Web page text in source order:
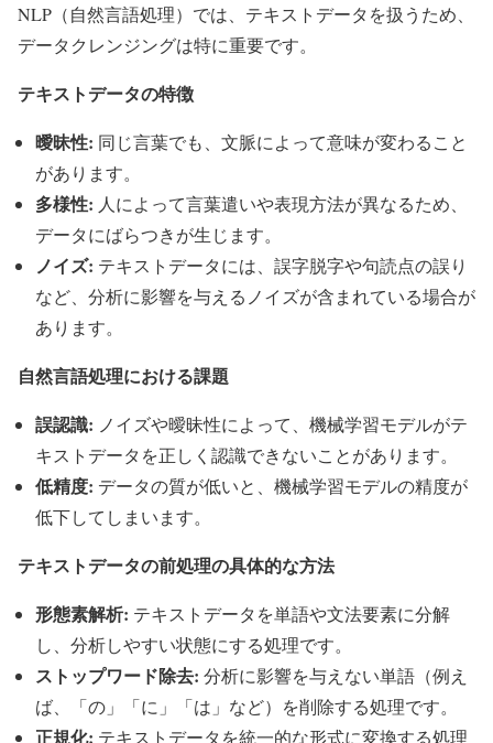
NLP（自然言語処理）では、テキストデータを扱うため、
データクレンジングは特に重要です。
テキストデータの特徴
曖昧性: 同じ言葉でも、文脈によって意味が変わること
があります。
多様性: 人によって言葉遣いや表現方法が異なるため、
データにばらつきが生じます。
ノイズ: テキストデータには、誤字脱字や句読点の誤り
など、分析に影響を与えるノイズが含まれている場合が
あります。
自然言語処理における課題
誤認識: ノイズや曖昧性によって、機械学習モデルがテ
キストデータを正しく認識できないことがあります。
低精度: データの質が低いと、機械学習モデルの精度が
低下してしまいます。
テキストデータの前処理の具体的な方法
形態素解析: テキストデータを単語や文法要素に分解
し、分析しやすい状態にする処理です。
ストップワード除去: 分析に影響を与えない単語（例え
ば、「の」「に」「は」など）を削除する処理です。
正規化: テキストデータを統一的な形式に変換する処理